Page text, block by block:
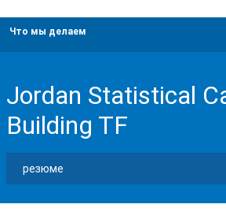
Что мы делаем
Jordan Statistical
Building TF